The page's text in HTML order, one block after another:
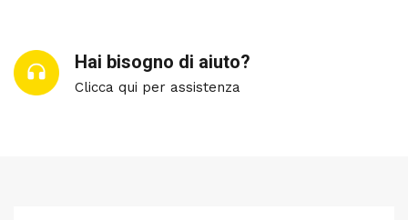
Hai bisogno di aiuto?
Clicca qui per assistenza